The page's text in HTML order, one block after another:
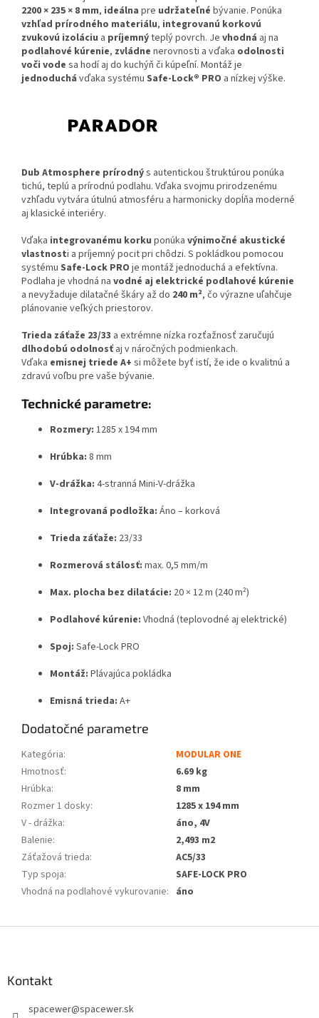
2200 × 235 × 8 mm, ideálna pre udržateľné bývanie. Ponúka
vzhľad prírodného materiálu, integrovanú korkovú
zvukovú izoláciu a príjemnýteplý povrch. Je vhodná aj na
podlahové kúrenie, zvládne nerovnosti a vďaka odolnosti
voči vode sa hodí aj do kuchýň či kúpeľní. Montáž je
jednoduchá vďaka systému Safe-Lock® PRO a nízkej výške.
Dub Atmosphere prírodnýs autentickou štruktúrou ponúka
tichú, teplú a prírodnú podlahu. Vďaka svojmu prirodzenému
vzhľadu vytvára útulnú atmosféru a harmonicky dopĺňa moderné
aj klasické interiéry.
Vďaka integrovanému korku ponúka výnimočné akustické
vlastnosti a príjemný pocit pri chôdzi. S pokládkou pomocou
systému Safe-Lock PRO je montáž jednoduchá a efektívna.
Podlaha je vhodná na vodné aj elektrické podlahové kúrenie
a nevyžaduje dilatačné škáry až do 240 m², čo výrazne uľahčuje
plánovanie veľkých priestorov.
Trieda záťaže 23/33 a extrémne nízka rozťažnosť zaručujú
dlhodobú odolnosť aj v náročných podmienkach.
Vďaka emisnej triede A+ si môžete byť istí, že ide o kvalitnú a
zdravú voľbu pre vaše bývanie.
Technické parametre:
Rozmery: 1285 x 194 mm
Hrúbka: 8 mm
V-drážka: 4-stranná Mini-V-drážka
Integrovaná podložka: Áno – korková
Trieda záťaže: 23/33
Rozmerová stálosť: max. 0,5 mm/m
Max. plocha bez dilatácie: 20 × 12 m (240 m²)
Podlahové kúrenie: Vhodná (teplovodné aj elektrické)
Spoj: Safe-Lock PRO
Montáž: Plávajúca pokládka
Emisná trieda: A+
Dodatočné parametre
Kategória:
MODULAR ONE
Hmotnosť:
6.69 kg
Hrúbka:
8 mm
Rozmer 1 dosky:
1285 x 194 mm
V - drážka:
áno, 4V
Balenie:
2,493 m2
Záťažová trieda:
AC5/33
Typ spoja:
SAFE-LOCK PRO
Vhodná na podlahové vykurovanie: áno
Kontakt
spacewer@spacewer.sk